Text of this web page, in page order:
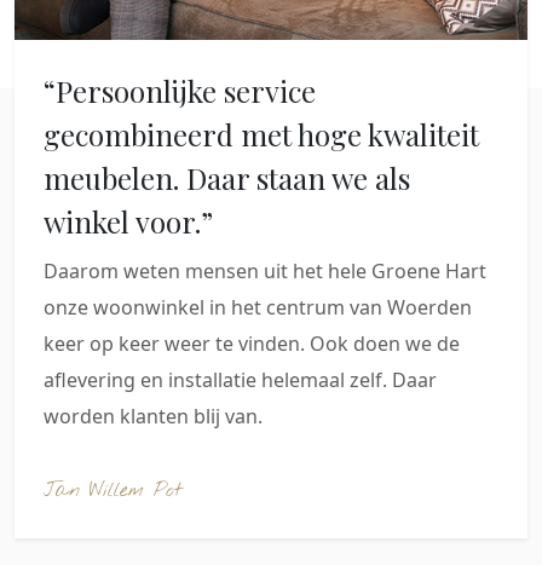
“Persoonlijke service
gecombineerd met hoge kwaliteit
meubelen. Daar staan we als
winkel voor.”
Daarom weten mensen uit het hele Groene Hart
onze woonwinkel in het centrum van Woerden
keer op keer weer te vinden. Ook doen we de
aflevering en installatie helemaal zelf. Daar
worden klanten blij van.
Jan Willem Pot